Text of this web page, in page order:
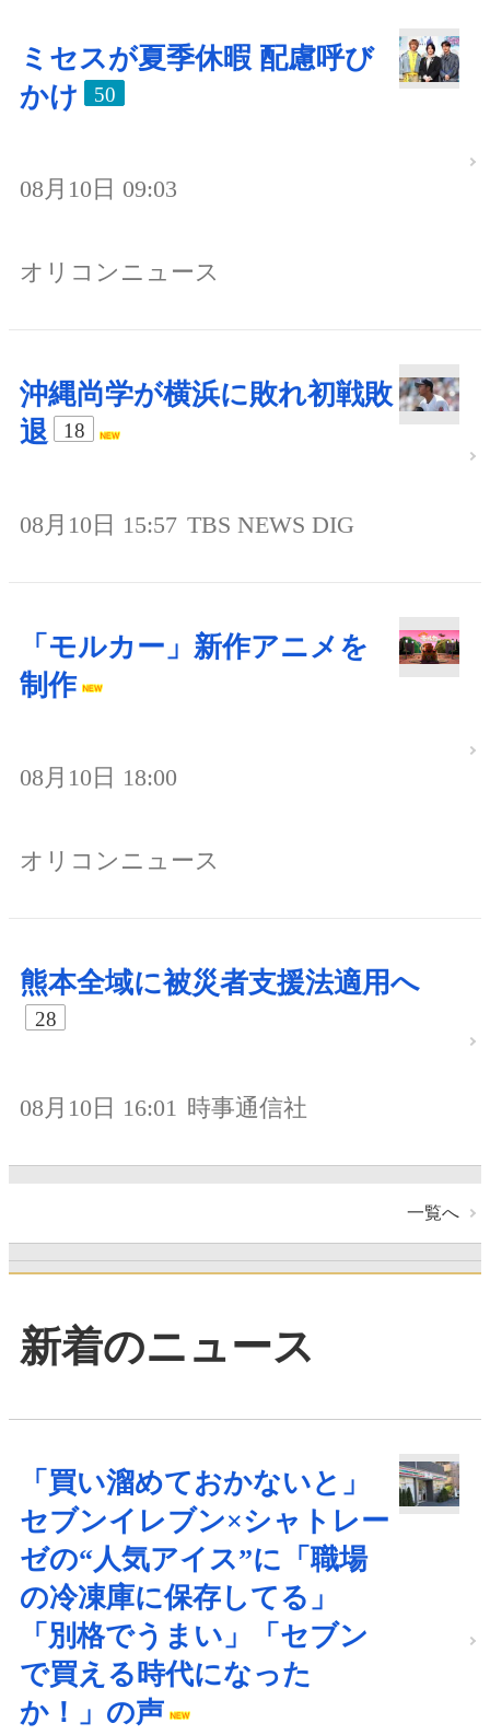
ミセスが夏季休暇 配慮呼び
かけ
50
08月10日 09:03
オリコンニュース
沖縄尚学が横浜に敗れ初戦敗
退
18
08月10日 15:57 TBS NEWS DIG
「モルカー」新作アニメを
制作
08月10日 18:00
オリコンニュース
熊本全域に被災者支援法適用へ
28
08月10日 16:01 時事通信社
一覧へ
新着のニュース
「買い溜めておかないと」
セブンイレブン×シャトレー
ゼの“人気アイス”に「職場
の冷凍庫に保存してる」
「別格でうまい」「セブン
で買える時代になった
か！」の声